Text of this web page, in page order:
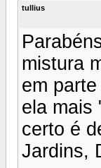
tullius
mistura
em
ela mais
certo é
Jardins,